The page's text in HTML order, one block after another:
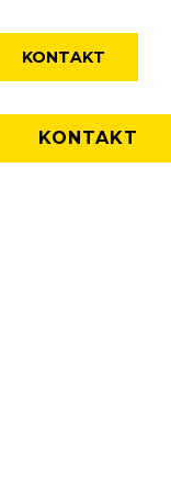
KONTAKT
KONTAKT